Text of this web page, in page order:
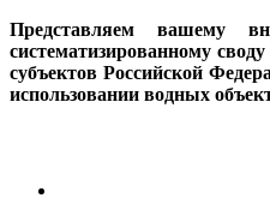
Представляем вашему
систематизированному
субъектов Российской
использовании водных